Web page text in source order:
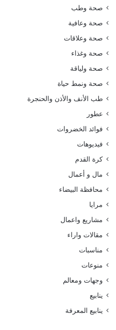
صحة وطب
صحة وعافية
صحة وعلاقات
صحة وغذاء
صحة ولياقة
صحة ونمط حياة
طب الأنف والأذن والحنجرة
عطور
فوائد الخضروات
فيديوهات
كرة القدم
مال و أعمال
محافظة البيضاء
مرايا
مشاريع واعمال
مقالات واراء
مناسبات
منوعات
وجهات ومعالم
ينابيع
ينابيع المعرفة